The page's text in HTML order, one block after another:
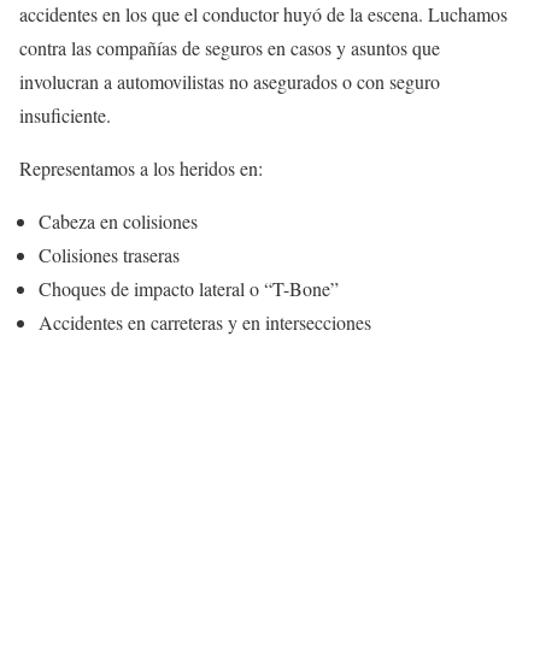
accidentes en los que el conductor huyó de la escena. Luchamos
contra las compañías de seguros en casos y asuntos que
involucran a automovilistas no asegurados o con seguro
insuficiente.
Representamos a los heridos en:
Cabeza en colisiones
Colisiones traseras
Choques de impacto lateral o “T-Bone”
Accidentes en carreteras y en intersecciones